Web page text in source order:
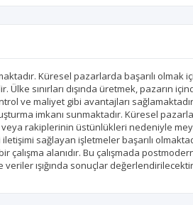
Küresel pazarlarda başarılı olmak
sınırları dışında üretmek, pazarın
ve maliyet gibi avantajları
imkanı sunmaktadır. Küresel
rakiplerinin üstünlükleri nedeniyle
sağlayan işletmeler başarılı
alanıdır. Bu çalışmada
ışığında sonuçlar değerlendirilecektir